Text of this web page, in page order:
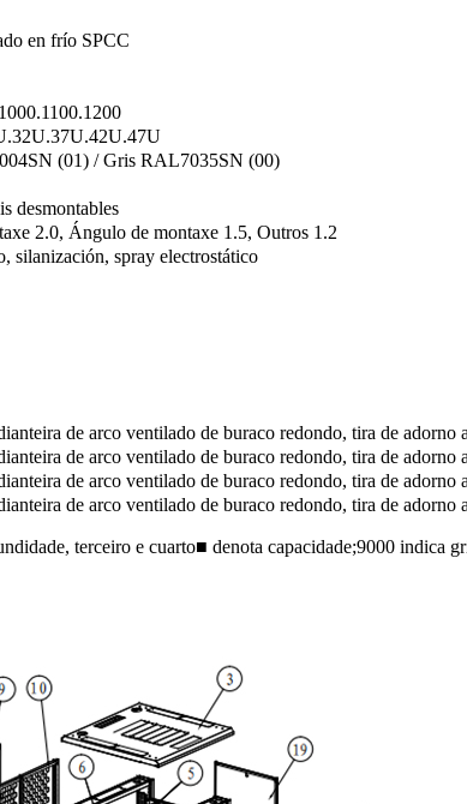
en frío SPCC
(01) / Gris RAL7035SN (00)
desmontables
2.0, Ángulo de montaxe 1.5, Outros 1.2
silanización, spray electrostático
de arco ventilado de buraco redondo, tira de adorno
de arco ventilado de buraco redondo, tira de adorno
de arco ventilado de buraco redondo, tira de adorno
de arco ventilado de buraco redondo, tira de adorno
terceiro e cuarto■ denota capacidade;9000 indica